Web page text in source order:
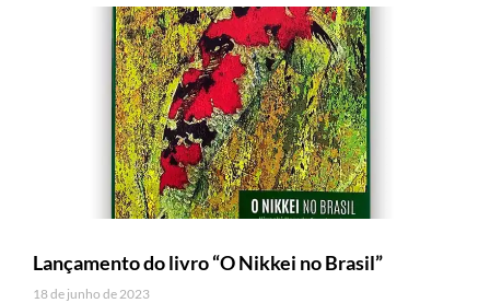
Lançamento do livro “O Nikkei no Brasil”
18 de junho de 2023